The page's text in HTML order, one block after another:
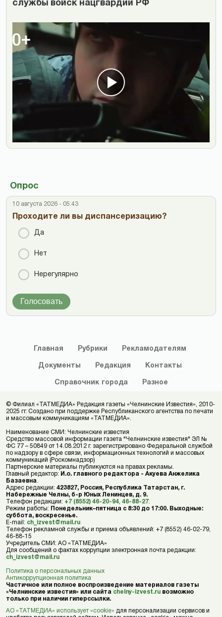
службы войск нацгвардии РФ
Опрос
10 августа 2026 - 05:43
Проходите ли вы диспансеризацию?
Да
Нет
Нерегулярно
Голосовать
Главная Рубрики Рекламодателям
Документы Редакция Контакты
Справочник города Разное
© Филиал «ТАТМЕДИА» Редакция газеты «Челнинские Известия», 2010-
2025 гг. Создано при поддержке Республиканского агентства по печати
и массовым коммуникациям «ТАТМЕДИА».
Наименование СМИ: Челнинские известия
Средство массовой информации газета "Челнинские известия" ЭЛ №
ФС 77 – 50849 от 14.08.2012 г. зарегистрировано Федеральной службой
по надзору в сфере связи, информационных технологий и массовых
коммуникаций (Роскомнадзор)
Партнерские материалы публикуются на правах рекламы.
Главный редактор: И.о. главного редактора - Акуева Анжелика
Базаевна
Адрес редакции: 423827, Россия, Республика Татарстан, г.
Набережные Челны, б-р Юных Ленинцев, д. 9.
Телефон редакции: +7 (8552) 46-20-94 46-88-27
Режим работы: Понедельник–пятница с 8:30 до 17:00. Выходные:
суббота, воскресенье.
E-mail: ch_izvest@mail.ru
Телефон рекламной службы и приема объявлений: +7 (8552) 46-02-79,
46-88-15
Учредитель СМИ: АО «ТАТМЕДИА»
Для сообщений о фактах коррупции электронная почта редакции:
ch_izvest@mail.ru
Политика о персональных данных
Антикоррупционная политика
Частичное или полное воспроизведение материалов газеты
«Челнинские известия» или сайта chelny-izvest.ru возможно
только при наличии гиперссылки.
АО «ТАТМЕДИА» использует «cookie» для персонализации сервисов и